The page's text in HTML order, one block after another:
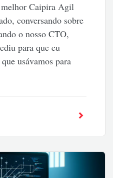
Caipira Agil
conversando sobre
o nosso CTO,
para que eu
usávamos para